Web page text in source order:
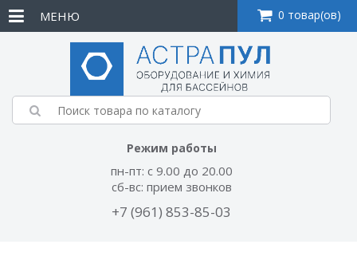
Режим работы
пн-пт: с 9.00 до 20.00
сб-вс: прием звонков
+7 (961) 853-85-03
МЕНЮ 0 товар(ов)